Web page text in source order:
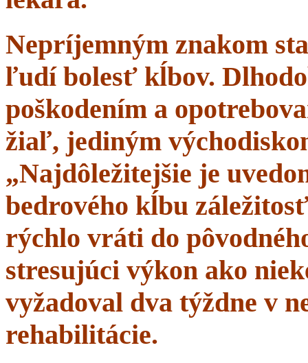
Nepríjemným znakom
ľudí bolesť kĺbov.
poškodením a
žiaľ, jediným
„Najdôležitejšie je
bedrového kĺbu
rýchlo vráti do
stresujúci výkon ako
vyžadoval dva týždne v
rehabilitácie.